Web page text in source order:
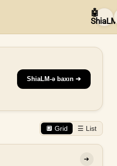
🤖
ShiaLM
ShiaLM-ə baxın ➔
🔲 Grid ☰ List
➔